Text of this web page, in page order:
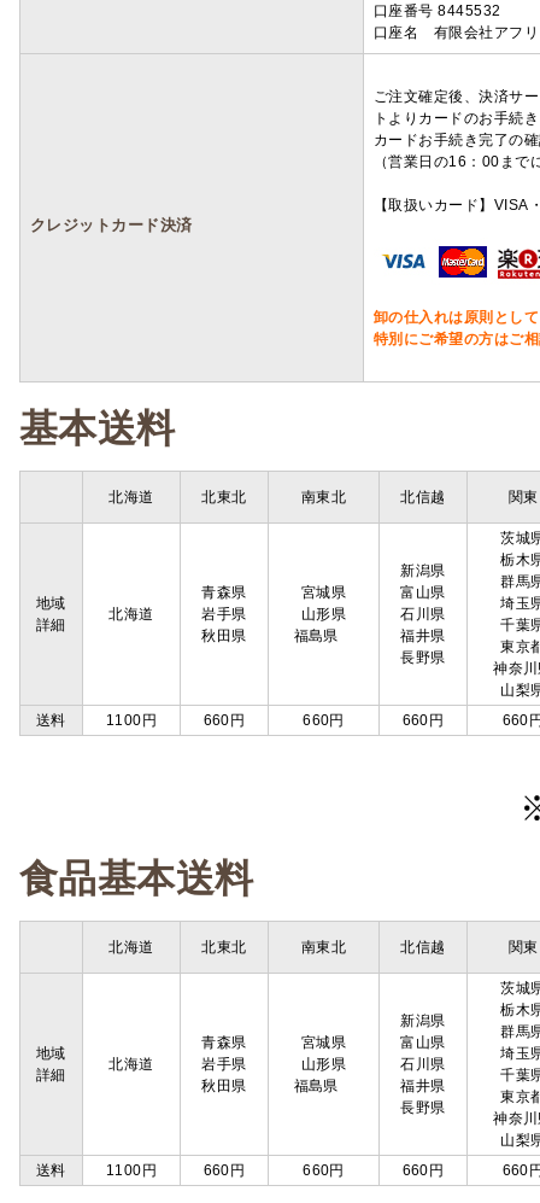
口座番号 8445532
口座名 有限会社アフ
クレジットカード決済
ご注文確定後、決済サ
トよりカードのお手続
カードお手続き完了の
（営業日の16：00ま
【取扱いカード】
卸の仕入れは原則とし
特別にご希望の方はご
基本送料
北海道 北東北 南東北 北信越 関東
地域
詳細
北海道
青森県
岩手県
秋田県
宮城県
山形県
福島県
新潟県
富山県
石川県
福井県
長野県
茨城
栃木
群馬
埼玉
千葉
東京
神奈
山梨
送料
1100円 660円 660円 660円 660
食品基本送料
北海道 北東北 南東北 北信越 関東
地域
詳細
北海道
青森県
岩手県
秋田県
宮城県
山形県
福島県
新潟県
富山県
石川県
福井県
長野県
茨城
栃木
群馬
埼玉
千葉
東京
神奈
山梨
送料
1100円 660円 660円 660円 660